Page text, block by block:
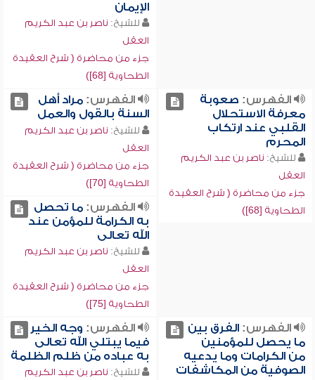
الإيمان
للشيخ: ناصر بن عبد الكريم
العقل
جزء من محاضرة ( شرح العقيدة
الطحاوية [68])
الفهرس: صعوبة
معرفة الاستحلال
القلبي عند ارتكاب
المحرم
للشيخ: ناصر بن عبد الكريم
العقل
جزء من محاضرة ( شرح العقيدة
الطحاوية [68])
الفهرس:مراد أهل
السنة بالقول والعمل
للشيخ: ناصر بن عبد الكريم
العقل
جزء من محاضرة ( شرح العقيدة
الطحاوية [70])
الفهرس:ما تحصل
به الكرامة للمؤمن عند
الله تعالى
للشيخ: ناصر بن عبد الكريم
العقل
جزء من محاضرة ( شرح العقيدة
الطحاوية [75])
الفهرس:الفرق بين
ما يحصل للمؤمنين
من الكرامات وما يدعيه
الصوفية من المكاشفات
الفهرس: وجه الخير
فيما يبتلي الله تعالى
به عباده من ظلم الظلمة
للشيخ: ناصر بن عبد الكريم